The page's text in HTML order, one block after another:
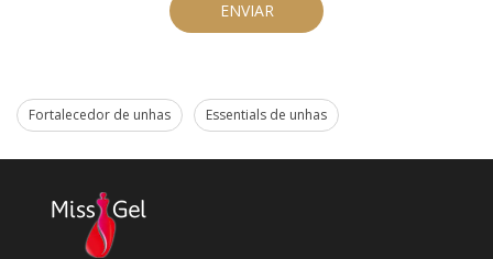
ENVIAR
Fortalecedor de unhas Essentials de unhas